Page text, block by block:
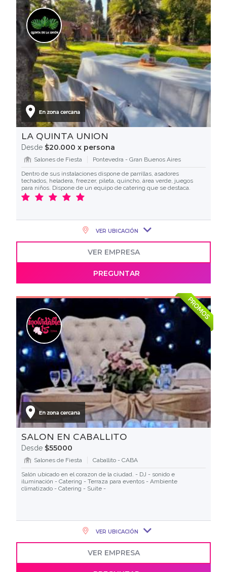
LA QUINTA UNION
Desde $20.000 x persona
Salones de Fiesta
Pontevedra - Gran Buenos Aires
Dentro de sus instalaciones dispone de parrillas, asadores
techados, heladera, freezer, pileta, quincho, área verde, juegos
para niños. Dispone de un equipo de catering que se destaca.
VER UBICACIÓN
VER EMPRESA
PREGUNTAR
SALON EN CABALLITO
Desde $55000
Salones de Fiesta
Caballito - CABA
Salón ubicado en el corazon de la ciudad. - DJ - sonido e
iluminación - Catering - Terraza para eventos - Ambiente
climatizado - Catering - Suite -
PROMOS
VER UBICACIÓN
VER EMPRESA